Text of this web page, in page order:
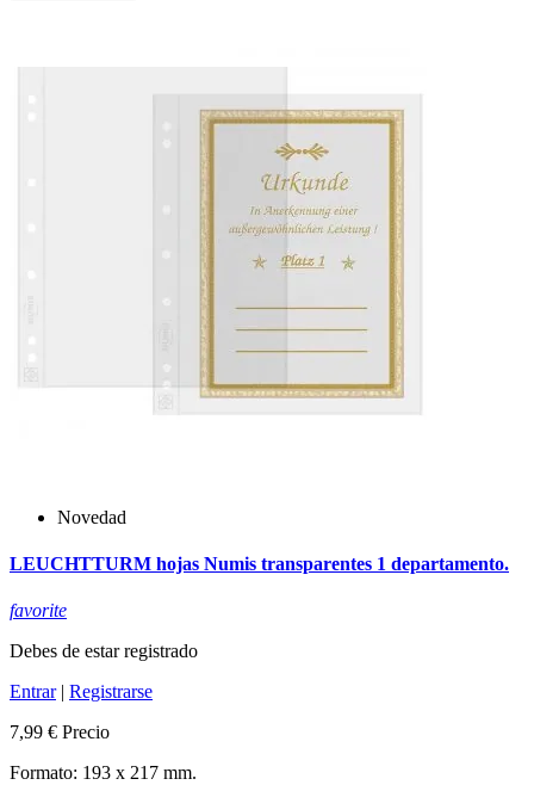
Novedad
LEUCHTTURM hojas Numis transparentes 1 departamento.
favorite
Debes de estar registrado
Entrar| Registrarse
7,99 € Precio
Formato: 193 x 217 mm.